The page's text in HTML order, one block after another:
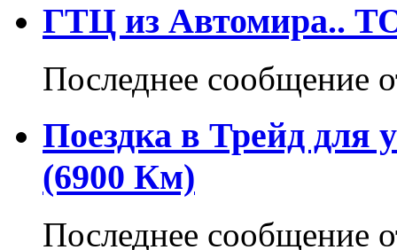
ГТЦ из Автомира..
Последнее сообщение
Поездка в Трейд для
(6900 Км)
Последнее сообщение